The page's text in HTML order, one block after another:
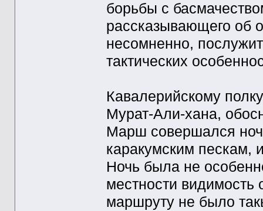
борьбы с
рассказывающего об
несомненно,
тактических
Кавалерийскому
Мурат-Али-хана,
Марш совершался
каракумским пескам,
Ночь была не
местности
маршруту не было